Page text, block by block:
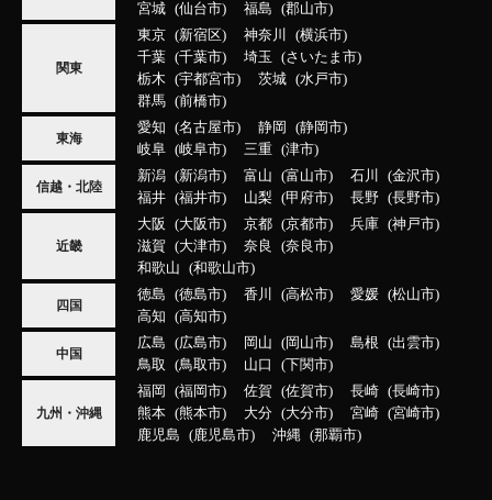
宮城
仙台市 福島 郡山市
関東
東京 新宿区 神奈川
横浜市
千葉
千葉市 埼玉
さいたま市
栃木
宇都宮市 茨城
水戸市
群馬
前橋市
東海
愛知 名古屋市 静岡
静岡市
岐阜
岐阜市 三重 津市
信越・北陸
新潟 新潟市 富山 富山市 石川
金沢市
福井
福井市 山梨 甲府市 長野 長野市
近畿
大阪 大阪市 京都 京都市 兵庫
神戸市
滋賀
大津市 奈良
奈良市
和歌山
和歌山市
四国
徳島 徳島市 香川 高松市 愛媛
松山市
高知
高知市
中国
広島 広島市 岡山 岡山市 島根
出雲市
鳥取
鳥取市 山口 下関市
九州・沖縄
福岡 福岡市 佐賀 佐賀市 長崎
長崎市
熊本
熊本市 大分 大分市 宮崎
宮崎市
鹿児島
鹿児島市 沖縄 那覇市